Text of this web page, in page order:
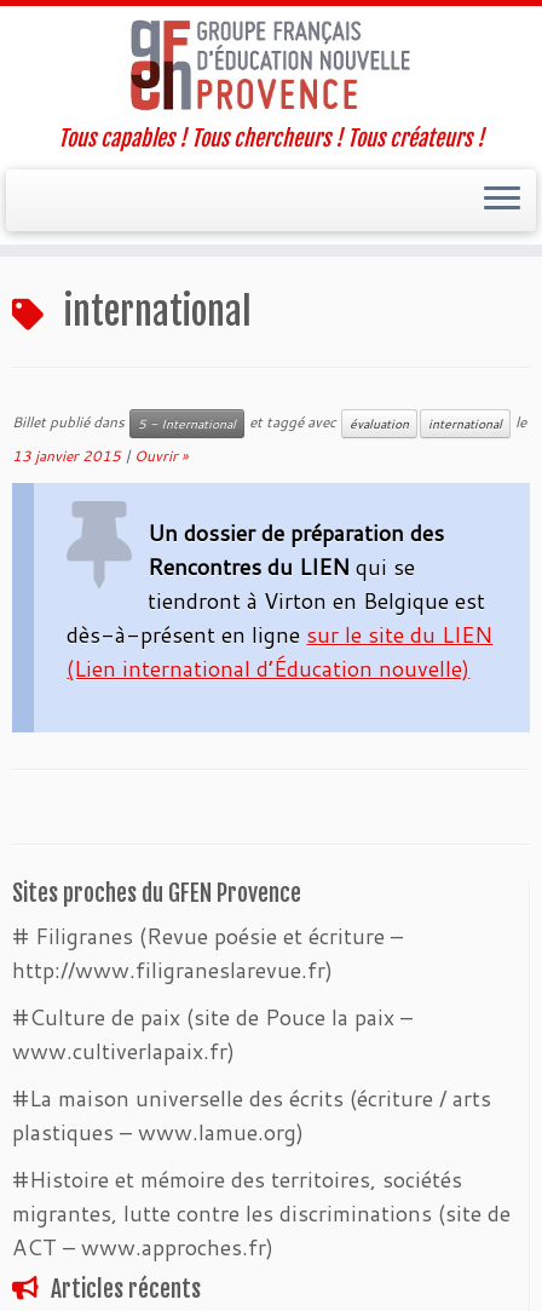
au
contenu
Tous capables ! Tous chercheurs ! Tous créateurs !
international
Billet publié dans 5 - International et taggé avec évaluation international
le
13 janvier 2015| Ouvrir »
Un dossier de préparation des
Rencontres du LIEN qui se
tiendront à Virton en Belgique est
dès-à-présent en ligne sur le site du LIEN
(Lien international d’Éducation nouvelle)
Sites proches du GFEN Provence
# Filigranes (Revue poésie et écriture –
http://www.filigraneslarevue.fr)
#Culture de paix (site de Pouce la paix –
www.cultiverlapaix.fr)
#La maison universelle des écrits (écriture / arts
plastiques – www.lamue.org)
#Histoire et mémoire des territoires, sociétés
migrantes, lutte contre les discriminations (site de
ACT – www.approches.fr)
Articles récents